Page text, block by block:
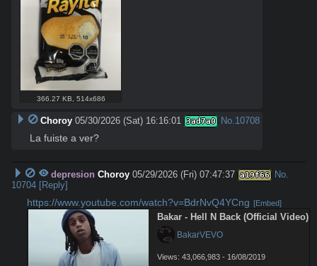
366.27 KB 514x686
Choroy 05/30/2026 (Sat) 16:16:01 3ad7a0 No.10708
La fuiste a ver?
depresion Choroy 05/29/2026 (Fri) 07:47:37 a19f66
No.
10704 [Reply]
https://www.youtube.com/watch?v=BdrNvQ4YCng [Embed]
Bakar - Hell N Back (Official Video)
BakarVEVO
Views: 43,066,983 - 16/08/2019